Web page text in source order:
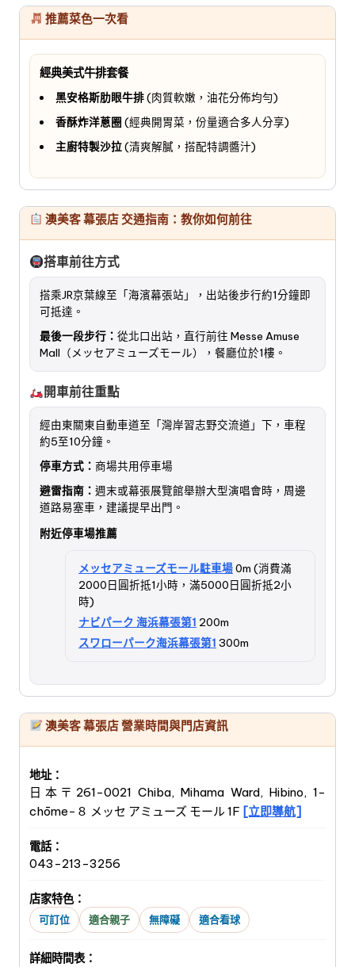
推薦菜色一次看
經典美式牛排套餐
黑安格斯肋眼牛排(肉質軟嫩，油花分佈均勻)
香酥炸洋蔥圈 (經典開胃菜，份量適合多人分享)
主廚特製沙拉(清爽解膩，搭配特調醬汁)
澳美客 幕張店 交通指南：教你如何前往
搭車前往方式
搭乘JR京葉線至「海濱幕張站」，出站後步行約1分鐘即
可抵達。
最後一段步行： 從北口出站，直行前往 Messe Amuse
Mall（メッセアミューズモール），餐廳位於1樓。
開車前往重點
經由東關東自動車道至「灣岸習志野交流道」下，車程
約5至10分鐘。
停車方式： 商場共用停車場
避雷指南： 週末或幕張展覽館舉辦大型演唱會時，周邊
道路易塞車，建議提早出門。
附近停車場推薦
メッセアミューズモール駐車場0m (消費滿
2000日圓折抵1小時，滿5000日圓折抵2小
時)
ナビパーク 海浜幕張第1 200m
スワローパーク海浜幕張第1 300m
澳美客 幕張店 營業時間與門店資訊
地址：
日本〒261-0021 Chiba, Mihama Ward, Hibino, 1-
chōme−８ メッセ アミューズ モール 1F [立即導航]
電話：
043-213-3256
店家特色：
可訂位 適合親子 無障礙 適合看球
詳細時間表：